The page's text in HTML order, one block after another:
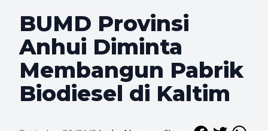
BUMD Provinsi
Anhui Diminta
Membangun Pabrik
Biodiesel di Kaltim